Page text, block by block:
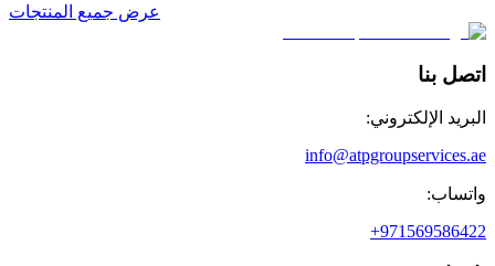
عرض جميع المنتجات
اتصل بنا
البريد الإلكتروني:
info@atpgroupservices.ae
واتساب:
+971569586422